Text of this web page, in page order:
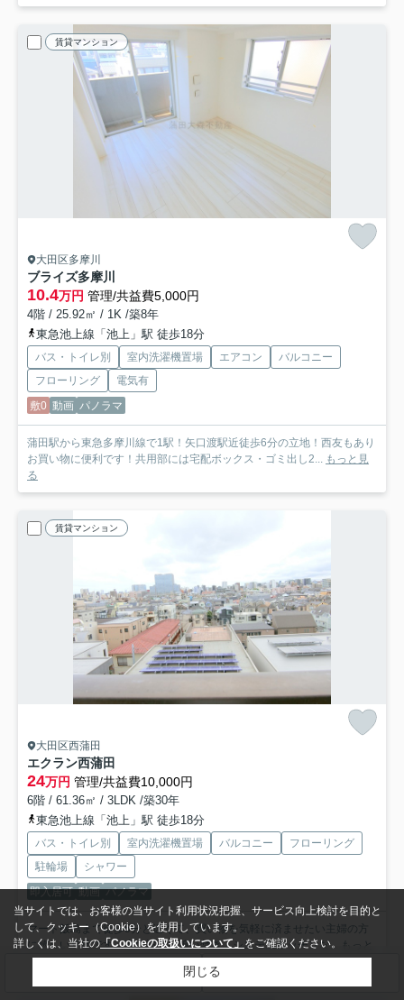
賃貸マンション
大田区多摩川
ブライズ多摩川
10.4万円 管理/共益費5,000円
4階 / 25.92㎡ / 1K /築8年
東急池上線「池上」駅 徒歩18分
バス・トイレ別 室内洗濯機置場 エアコン
バルコニー
フローリング
電気有
敷0 動画 パノラマ
蒲田駅から東急多摩川線で1駅！矢口渡駅近徒歩6分の立地！西友もあり
お買い物に便利です！共用部には宅配ボックス・ゴミ出し2...
もっと見
る
賃貸マンション
大田区西蒲田
エクラン西蒲田
24万円 管理/共益費10,000円
6階 / 61.36㎡ / 3LDK /築30年
東急池上線「池上」駅 徒歩18分
バス・トイレ別 室内洗濯機置場 バルコニー
フローリング
駐輪場
シャワー
即入居可 動画 パノラマ
マート飯島まで徒歩5分と近くて、買い物を気軽に済ませたい主婦の方
に嬉しい立地です。室内設備は追い焚き・システムキッチンな...
もっと
見る
当サイトでは、お客様の当サイト利用状況把握、サービス向上検討を目的と
して、クッキー（Cookie）を使用しています。
詳しくは、当社の 「Cookieの取扱いについて」 をご確認ください。
閉じる